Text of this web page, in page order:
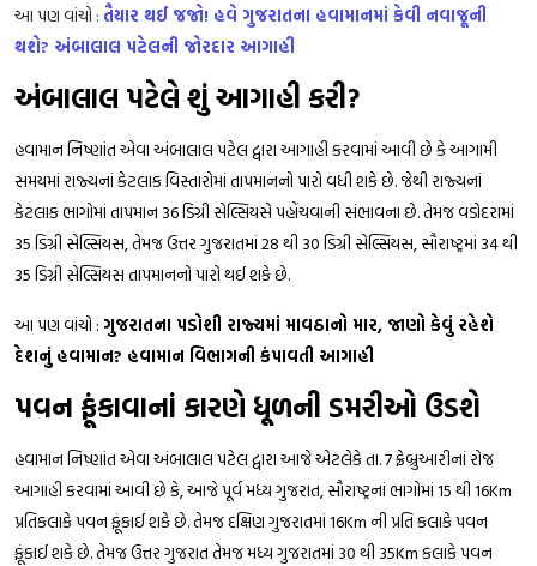
આ પણ વાંચો : તૈયાર થઈ જજો! હવે ગુજરાતના હવામાનમાં કેવી નવાજૂની
થશે? અંબાલાલ પટેલની જોરદાર આગાહી
અંબાલાલ પટેલે શું આગાહી કરી?
હવામાન નિષ્ણાંત એવા અંબાલાલ પટેલ દ્વારા આગાહી કરવામાં આવી છે કે આગામી
સમયમાં રાજ્યનાં કેટલાક વિસ્તારોમાં તાપમાનનો પારો વધી શકે છે. જેથી રાજ્યનાં
કેટલાક ભાગોમાં તાપમાન 36 ડિગ્રી સેલ્સિયસે પહોંચવાની સંભાવના છે. તેમજ વડોદરામાં
35 ડિગ્રી સેલ્સિયસ, તેમજ ઉત્તર ગુજરાતમાં 28 થી 30 ડિગ્રી સેલ્સિયસ, સૌરાષ્ટ્રમાં 34 થી
35 ડિગ્રી સેલ્સિયસ તાપમાનનો પારો થઈ શકે છે.
આ પણ વાંચો : ગુજરાતના પડોશી રાજ્યમાં માવઠાનો માર, જાણો કેવું રહેશે
દેશનું હવામાન? હવામાન વિભાગની કંપાવતી આગાહી
પવન ફૂંકાવાનાં કારણે ધૂળની ડમરીઓ ઉડશે
હવામાન નિષ્ણાંત એવા અંબાલાલ પટેલ દ્વારા આજે એટલેકે તા. 7 ફ્રેબ્રુઆરીનાં રોજ
આગાહી કરવામાં આવી છે કે, આજે પૂર્વ મધ્ય ગુજરાત, સૌરાષ્ટ્રનાં ભાગોમાં 15 થી 16Km
પ્રતિકલાકે પવન ફૂંકાઈ શકે છે. તેમજ દક્ષિણ ગુજરાતમાં 16Km ની પ્રતિ કલાકે પવન
ફૂંકાઈ શકે છે. તેમજ ઉત્તર ગુજરાત તેમજ મધ્ય ગુજરાતમાં 30 થી 35Km કલાકે પવન